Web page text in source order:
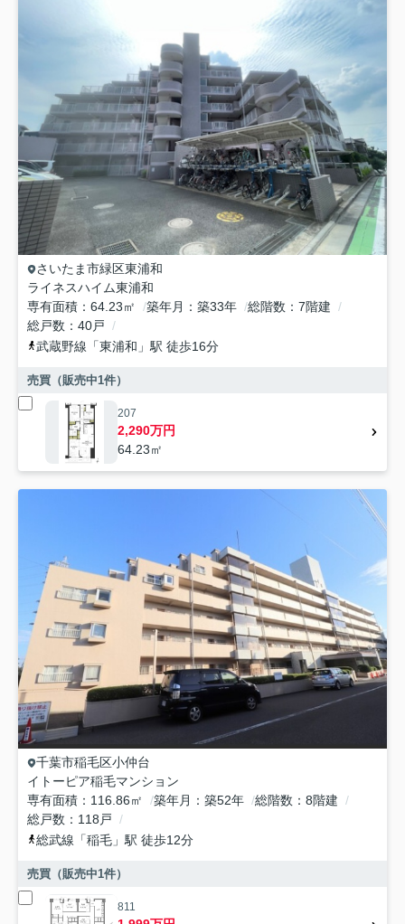
さいたま市緑区東浦和
ライネスハイム東浦和
専有面積
64.23㎡ 築年月 築33年 総階数
7階建
総戸数
40戸
武蔵野線 「東浦和 」駅 徒歩16分
売買（販売中1件）
207
2,290万円
64.23㎡
千葉市稲毛区小仲台
イトーピア稲毛マンション
専有面積
116.86㎡ 築年月 築52年 総階数
8階建
総戸数
118戸
総武線 「稲毛 」駅 徒歩12分
売買（販売中1件）
811